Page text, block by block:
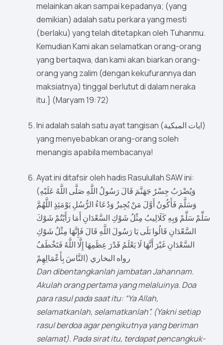
melainkan akan sampai kepadanya; (yang
demikian) adalah satu perkara yang mesti
(berlaku) yang telah ditetapkan oleh Tuhanmu.
Kemudian Kami akan selamatkan orang-orang
yang bertaqwa, dan kami akan biarkan orang-
orang yang zalim (dengan kekufurannya dan
maksiatnya) tinggal berlutut di dalam neraka
itu.} (Maryam 19:72)
Ini adalah salah satu ayat tangisan (ايات المبكية)
yang menyebabkan orang-orang soleh
menangis apabila membacanya!
Ayat ini ditafsir oleh hadis Rasulullah SAW ini:
(وَيُضْرَبُ جِسْرُ جَهَنَّمَ قَالَ رَسُولُ اللَّهِ صَلَّى اللَّهُ عَلَيْهِ
وَسَلَّمَ فَأَكُونُ أَوَّلَ مَنْ يُجِيزُ وَدُعَاءُ الرُّسُلِ يَوْمَئِذٍ اللَّهُمَّ
سَلِّمْ سَلِّمْ وَبِهِ كَلَالِيبُ مِثْلُ شَوْكِ السَّعْدَانِ أَمَا رَأَيْتُمْ شَوْكَ
السَّعْدَانِ قَالُوا بَلَى يَا رَسُولَ اللَّهِ قَالَ فَإِنَّهَا مِثْلُ شَوْكِ
السَّعْدَانِ غَيْرَ أَنَّهَا لَا يَعْلَمُ قَدْرَ عِظَمِهَا إِلَّا اللَّهُ فَتَخْطَفُ
النَّاسَ بِأَعْمَالِهِمْ) رواه البخاري
Dan dibentangkanlah jambatan Jahannam.
Akulah orang pertama yang melaluinya. Doa
para rasul pada saat itu: “Ya Allah,
selamatkanlah, selamatkanlah”. (Yakni setiap
rasul berdoa agar pengikutnya yang beriman
selamat). Pada sirat itu, terdapat pencangkuk-